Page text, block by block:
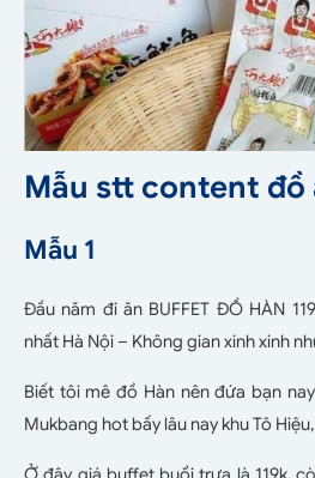
Mẫu stt content đồ
Mẫu 1
Đầu năm đi ăn BUFFET ĐỒ HÀN
nhất Hà Nội – Không gian xinh xinh
Biết tôi mê đồ Hàn nên đứa bạn
Mukbang hot bấy lâu nay khu Tô